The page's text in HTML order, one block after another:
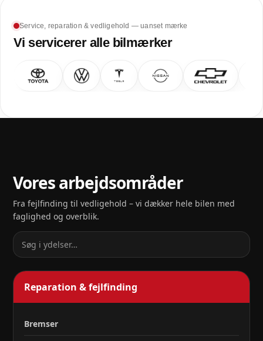
Service, reparation & vedligehold — uanset mærke
Vi servicerer alle bilmærker
Vores arbejdsområder
Fra fejlfinding til vedligehold – vi dækker hele bilen med
faglighed og overblik.
Reparation & fejlfinding
Bremser